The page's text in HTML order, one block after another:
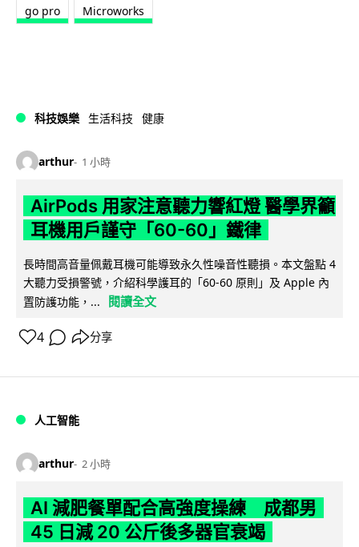
go pro Microworks
科技娛樂 生活科技 健康
arthur 1 小時
AirPods 用家注意聽力響紅燈 醫學界籲
耳機用戶謹守「60-60」鐵律
長時間高音量佩戴耳機可能導致永久性噪音性聽損。本文盤點 4
大聽力受損警號，介紹科學護耳的「60-60 原則」及 Apple 內
置防護功能，...
閱讀全文
4 分享
人工智能
arthur 2 小時
AI 減肥餐單配合高強度操練 成都男
45 日減 20 公斤後多器官衰竭